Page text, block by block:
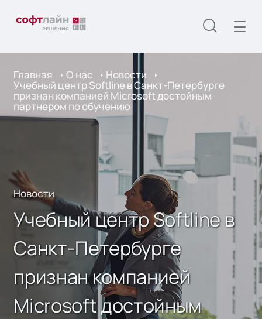
Главная О нас Новости
Учебный центр Softline в Санкт-Петербурге
признан компанией Microsoft достойным
партнером по обучению
Новости
Учебный центр Softline в
Санкт-Петербурге
признан компанией
Microsoft достойным